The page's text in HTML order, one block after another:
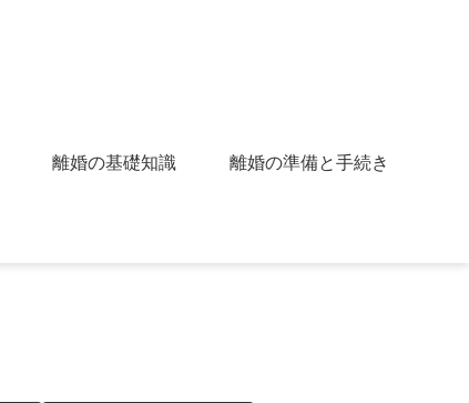
離婚の基礎知識 離婚の準備と手続き